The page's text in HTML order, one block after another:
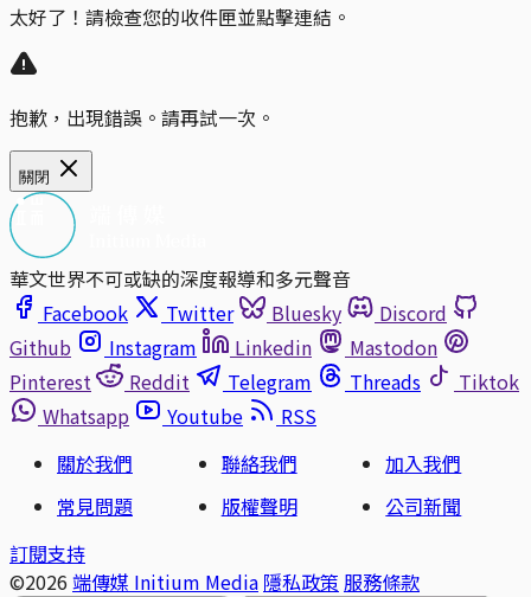
太好了！請檢查您的收件匣並點擊連結。
抱歉，出現錯誤。請再試一次。
關閉
華文世界不可或缺的深度報導和多元聲音
Facebook
Twitter Bluesky
Discord
Github
Instagram Linkedin
Mastodon
Pinterest
Reddit Telegram Threads
Tiktok
Whatsapp
Youtube
RSS
關於我們
聯絡我們
加入我們
常見問題
版權聲明
公司新聞
訂閱支持
©2026 端傳媒 Initium Media 隱私政策 服務條款